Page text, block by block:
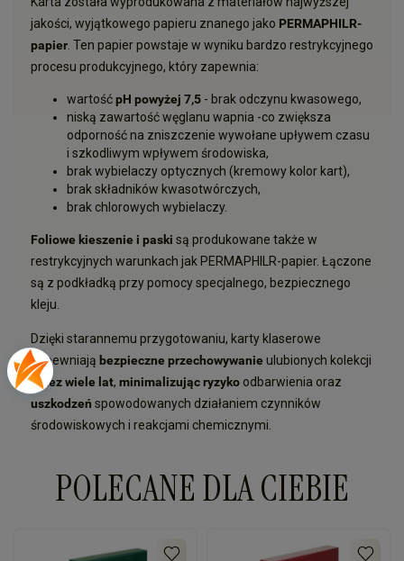
jakości, wyjątkowego papieru znanego jako PERMAPHILR-
papier . Ten papier powstaje w wyniku bardzo restrykcyjnego
procesu produkcyjnego, który zapewnia:
wartośćpH powyżej 7,5 - brak odczynu kwasowego,
niską zawartość węglanu wapnia -co zwiększa
odporność na zniszczenie wywołane upływem czasu
i szkodliwym wpływem środowiska,
brak wybielaczy optycznych (kremowy kolor kart),
brak składników kwasotwórczych,
brak chlorowych wybielaczy.
Foliowe kieszenie i paski są produkowane także w
restrykcyjnych warunkach jak PERMAPHILR-papier. Łączone
są z podkładką przy pomocy specjalnego, bezpiecznego
kleju.
Dzięki starannemu przygotowaniu, karty klaserowe
zapewniają bezpieczne przechowywanie ulubionych kolekcji
przez wiele lat, minimalizując ryzyko odbarwienia oraz
uszkodzeń spowodowanych działaniem czynników
środowiskowych i reakcjami chemicznymi.
POLECANE DLA CIEBIE